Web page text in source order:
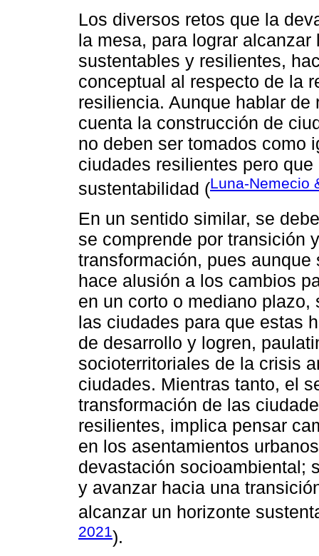
Los diversos retos que la
la mesa, para lograr
sustentables y resilientes,
conceptual al respecto de la
resiliencia. Aunque hablar
cuenta la construcción de
no deben ser tomados como
ciudades resilientes pero
sustentabilidad (Luna-Nemecio
En un sentido similar, se
se comprende por transición
transformación, pues
hace alusión a los cambios
en un corto o mediano
las ciudades para que estas
de desarrollo y logren,
socioterritoriales de la crisis
ciudades. Mientras tanto, el
transformación de las
resilientes, implica pensar
en los asentamientos
devastación socioambiental;
y avanzar hacia una
alcanzar un horizonte
2021).